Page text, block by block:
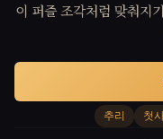
이 퍼즐 조각처럼 맞춰지
비극과 현재의 조사가 하
던 사랑의 기억이 바로
추리 첫